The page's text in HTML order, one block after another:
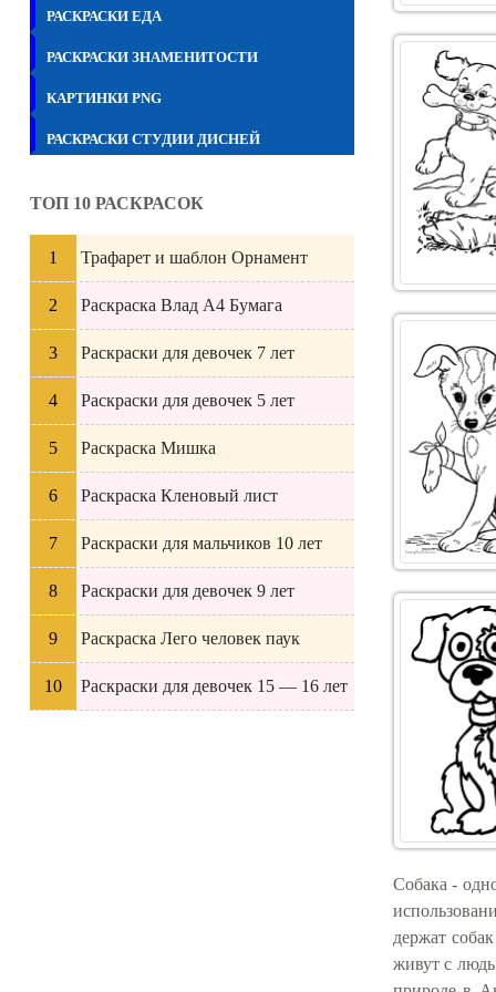
РАСКРАСКИ ЕДА
РАСКРАСКИ ЗНАМЕНИТОСТИ
КАРТИНКИ PNG
РАСКРАСКИ СТУДИИ ДИСНЕЙ
ТОП 10 РАСКРАСОК
Трафарет и шаблон Орнамент
Раскраска Влад А4 Бумага
Раскраски для девочек 7 лет
Раскраски для девочек 5 лет
Раскраска Мишка
Раскраска Кленовый лист
Раскраски для мальчиков 10 лет
Раскраски для девочек 9 лет
Раскраска Лего человек паук
Раскраски для девочек 15 — 16 лет
Собака -
держат
живут с